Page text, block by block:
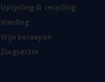
Upcy­cling& recycling
Voe­ding
Vrije beroe­pen
Zorg­sec­tor